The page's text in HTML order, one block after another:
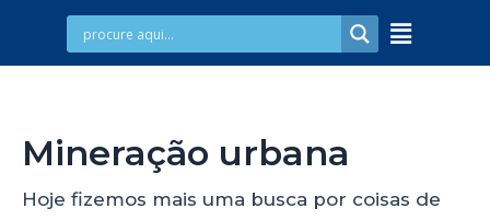
Mineração urbana
Hoje fizemos mais uma busca por coisas de